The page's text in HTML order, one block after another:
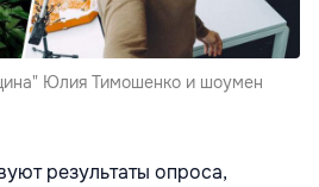
Юлия Тимошенко и шоумен
результаты опроса,